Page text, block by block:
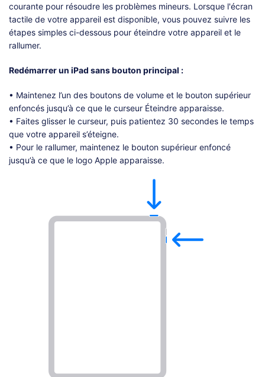
courante pour résoudre les problèmes mineurs. Lorsque l'écran
tactile de votre appareil est disponible, vous pouvez suivre les
étapes simples ci-dessous pour éteindre votre appareil et le
rallumer.
Redémarrer un iPad sans bouton principal :
• Maintenez l’un des boutons de volume et le bouton supérieur
enfoncés jusqu’à ce que le curseur Éteindre apparaisse.
• Faites glisser le curseur, puis patientez 30 secondes le temps
que votre appareil s’éteigne.
• Pour le rallumer, maintenez le bouton supérieur enfoncé
jusqu’à ce que le logo Apple apparaisse.